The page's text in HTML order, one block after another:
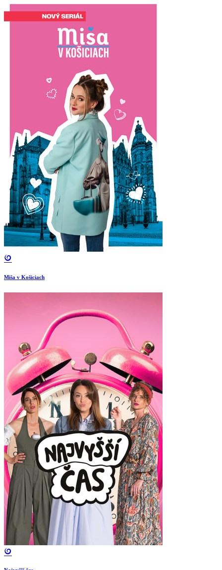
Miša v Košiciach